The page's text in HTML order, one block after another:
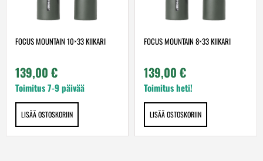
FOCUS MOUNTAIN 10×33 KIIKARI
139,00 €
Toimitus 7-9 päivää
LISÄÄ OSTOSKORIIN
FOCUS MOUNTAIN 8×33 KIIKARI
139,00 €
Toimitus heti!
LISÄÄ OSTOSKORIIN